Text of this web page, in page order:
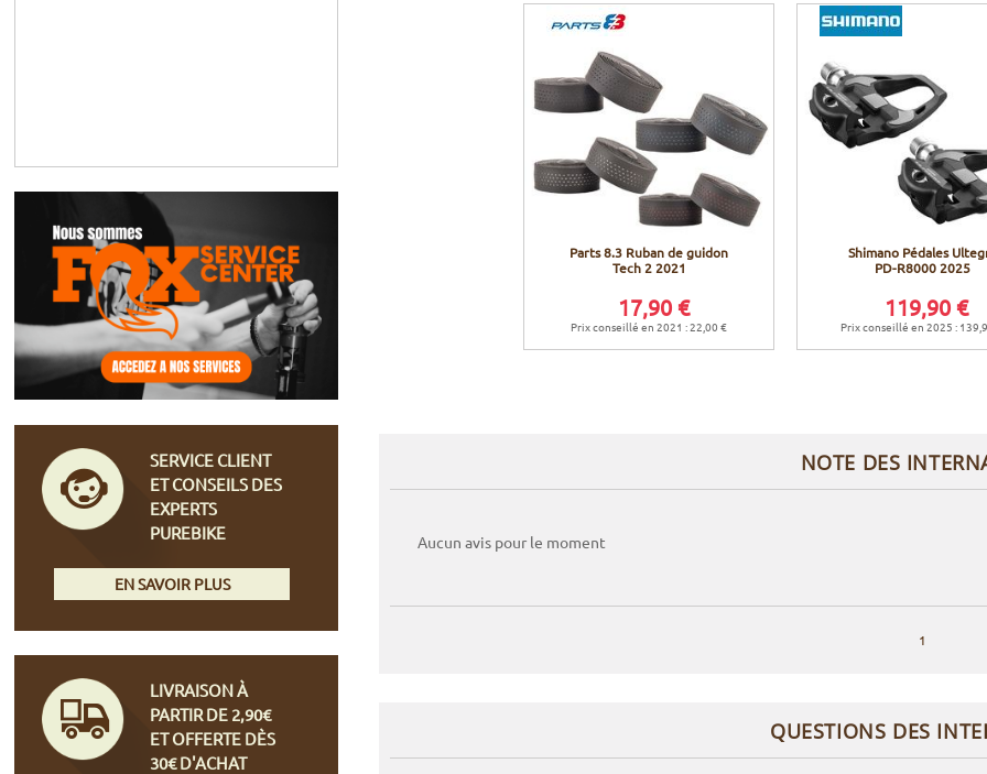
Parts 8.3 Ruban de guidon
Tech 2 2021
17,90 €
Prix conseillé en 2021 : 22,00 €
Shimano Pédales
PD-R8000 2025
119,90 €
Prix conseillé en 2025 :
NOTE DES
Aucun avis pour le moment
1
QUESTIONS DES
SERVICE CLIENT
ET CONSEILS DES
EXPERTS
PUREBIKE
EN SAVOIR PLUS
LIVRAISON À
PARTIR DE 2,90€
ET OFFERTE DÈS
30€ D'ACHAT